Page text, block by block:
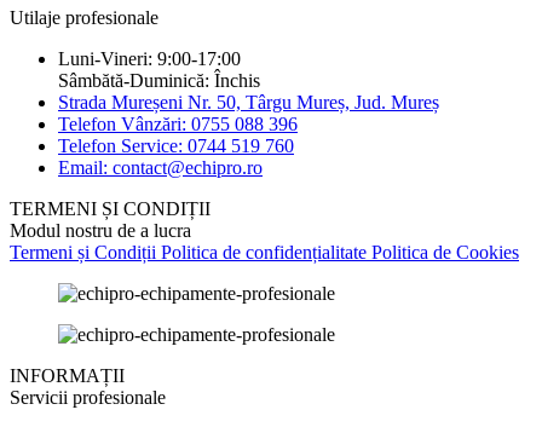
Utilaje profesionale
Luni-Vineri: 9:00-17:00
Sâmbătă-Duminică: Închis
Strada Mureșeni Nr. 50, Târgu Mureș, Jud. Mureș
Telefon Vânzări: 0755 088 396
Telefon Service: 0744 519 760
Email: contact@echipro.ro
TERMENI ȘI CONDIȚII
Modul nostru de a lucra
Termeni și Condiții Politica de confidențialitate Politica de Cookies
INFORMAȚII
Servicii profesionale